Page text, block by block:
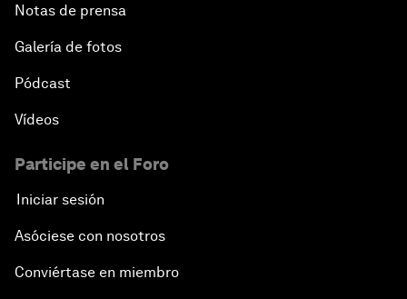
Notas de prensa
Galería de fotos
Pódcast
Vídeos
Participe en el Foro
Iniciar sesión
Asóciese con nosotros
Conviértase en miembro